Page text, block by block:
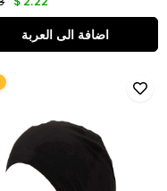
اضافة الى العربة